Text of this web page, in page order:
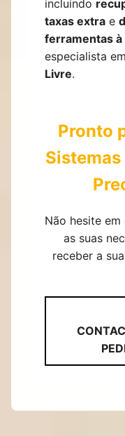
incluindo
taxas extra e
ferramentas à
especialista em
Livre.
Pronto
Não hesite
as suas
receber a sua